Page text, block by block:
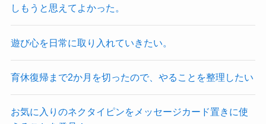
しもうと思えてよかった。
遊び心を日常に取り入れていきたい。
育休復帰まで2か月を切ったので、やることを整理したい
お気に入りのネクタイピンをメッセージカード置きに使